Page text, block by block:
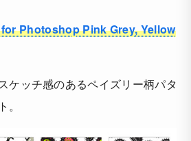
Photoshop Pink Grey, Yellow
ケッチ感のあるペイズリー柄パタ